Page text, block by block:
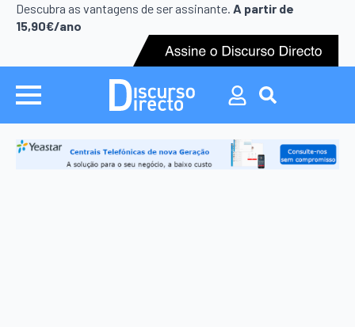
Descubra as vantagens de ser assinante. A partir de
15,90€/ano
Search
for:
Search